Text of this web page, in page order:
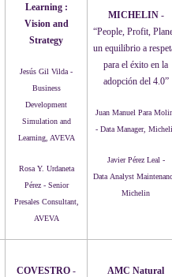
Learning :
Vision and
Strategy
Jesús Gil Vilda -
Business
Development
Simulation and
Learning, AVEVA
Rosa Y. Urdaneta
Pérez - Senior
Presales Consultant,
AVEVA
MICHELIN-
“People, Profit,
un equilibrio a
para el éxito en la
adopción del 4.0”
Juan Manuel Para
- Data Manager​,
Javier Pérez Leal -
Data Analyst
Michelin
COVESTRO - AMC Natural